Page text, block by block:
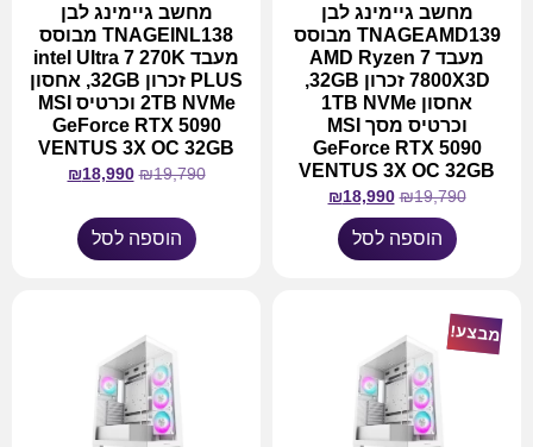
מחשב גיימינג לבן
TNAGEAMD139 מבוסס
מעבד AMD Ryzen 7
7800X3D זכרון 32GB,
אחסון 1TB NVMe
וכרטיס מסך MSI
GeForce RTX 5090
VENTUS 3X OC 32GB
₪19,790
₪18,990
הוספה לסל
מחשב גיימינג לבן
TNAGEINL138 מבוסס
מעבד intel Ultra 7 270K
PLUS זכרון 32GB, אחסון
2TB NVMe וכרטיס MSI
GeForce RTX 5090
VENTUS 3X OC 32GB
₪19,790
₪18,990
הוספה לסל
מבצע!